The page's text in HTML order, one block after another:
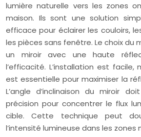
lumière naturelle vers les zones
maison. Ils sont une solution
efficace pour éclairer les couloirs,
les pièces sans fenêtre. Le choix du
un miroir avec une haute
l’efficacité. L’installation est facile,
est essentielle pour maximiser la
L’angle d’inclinaison du miroir
précision pour concentrer le flux
cible. Cette technique peut
l’intensité lumineuse dans les zones